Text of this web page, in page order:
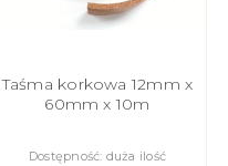
Taśma korkowa 12mm x
60mm x 10m
Dostępność: duża ilość